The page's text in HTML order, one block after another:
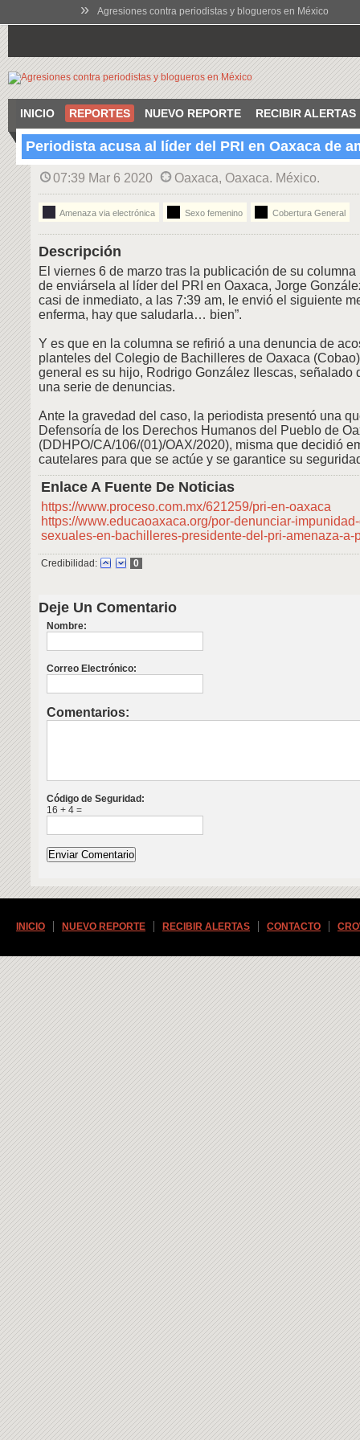
» Agresiones contra periodistas y blogueros en México
INICIO REPORTES NUEVO REPORTE RECIBIR ALERTAS
Periodista acusa al líder del PRI en Oaxaca de
07:39 Mar 6 2020 Oaxaca, Oaxaca. México.
Amenaza via electrónica Sexo femenino Cobertura General
Descripción
El viernes 6 de marzo tras la publicación de su
de enviársela al líder del PRI en Oaxaca, Jorge
casi de inmediato, a las 7:39 am, le envió el siguiente
enferma, hay que saludarla… bien”.
Y es que en la columna se refirió a una denuncia de
planteles del Colegio de Bachilleres de Oaxaca
general es su hijo, Rodrigo González Ilescas, señalado
una serie de denuncias.
Ante la gravedad del caso, la periodista presentó una
Defensoría de los Derechos Humanos del Pueblo de
(DDHPO/CA/106/(01)/OAX/2020), misma que decidió
cautelares para que se actúe y se garantice su
Enlace A Fuente De Noticias
https://www.proceso.com.mx/621259/pri-en-oaxaca
https://www.educaoaxaca.org/por-denunciar-
sexuales-en-bachilleres-presidente-del-pri-amenaza-a-
Credibilidad: 0
Deje Un Comentario
Nombre:
Correo Electrónico:
Comentarios:
Código de Seguridad:
16 + 4 =
INICIO NUEVO REPORTE RECIBIR ALERTAS CONTACTO